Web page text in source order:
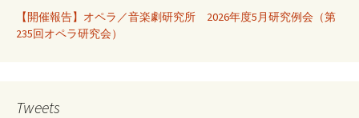
【開催報告】オペラ／音楽劇研究所 2026年度5月研究例会（第
235回オペラ研究会）
Tweets